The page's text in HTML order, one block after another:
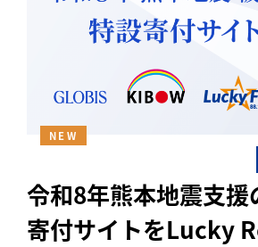
NEW
令和8年熊本地震支援
寄付サイトをLucky